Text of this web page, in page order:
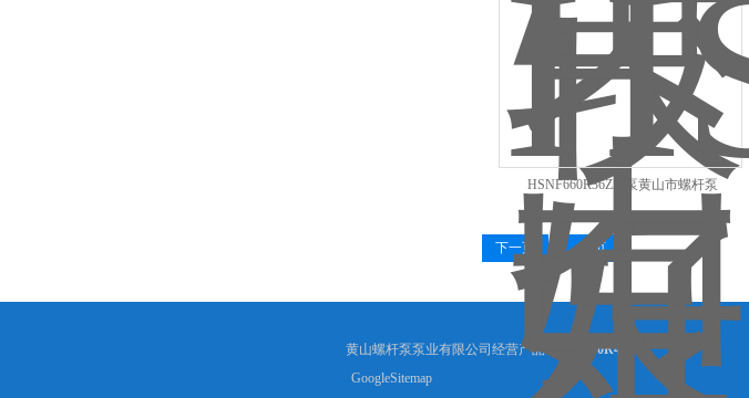
HSNF660R36ZM泵黄山市螺杆泵
下一页 末页
黄山螺杆泵泵业有限公司经营产品：
SNF660R46
GoogleSitemap